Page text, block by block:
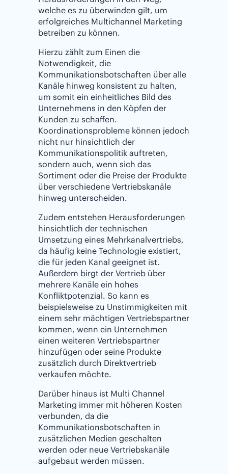
welche es zu überwinden gilt, um
erfolgreiches Multichannel Marketing
betreiben zu können.
Hierzu zählt zum Einen die
Notwendigkeit, die
Kommunikationsbotschaften über alle
Kanäle hinweg konsistent zu halten,
um somit ein einheitliches Bild des
Unternehmens in den Köpfen der
Kunden zu schaffen.
Koordinationsprobleme können jedoch
nicht nur hinsichtlich der
Kommunikationspolitik auftreten,
sondern auch, wenn sich das
Sortiment oder die Preise der Produkte
über verschiedene Vertriebskanäle
hinweg unterscheiden.
Zudem entstehen Herausforderungen
hinsichtlich der technischen
Umsetzung eines Mehrkanalvertriebs,
da häufig keine Technologie existiert,
die für jeden Kanal geeignet ist.
Außerdem birgt der Vertrieb über
mehrere Kanäle ein hohes
Konfliktpotenzial. So kann es
beispielsweise zu Unstimmigkeiten mit
einem sehr mächtigen Vertriebspartner
kommen, wenn ein Unternehmen
einen weiteren Vertriebspartner
hinzufügen oder seine Produkte
zusätzlich durch Direktvertrieb
verkaufen möchte.
Darüber hinaus ist Multi Channel
Marketing immer mit höheren Kosten
verbunden, da die
Kommunikationsbotschaften in
zusätzlichen Medien geschalten
werden oder neue Vertriebskanäle
aufgebaut werden müssen.